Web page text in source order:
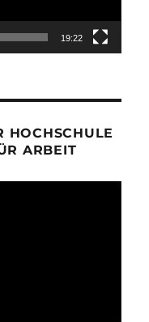
19:22
HOCHSCHULE
ARBEIT